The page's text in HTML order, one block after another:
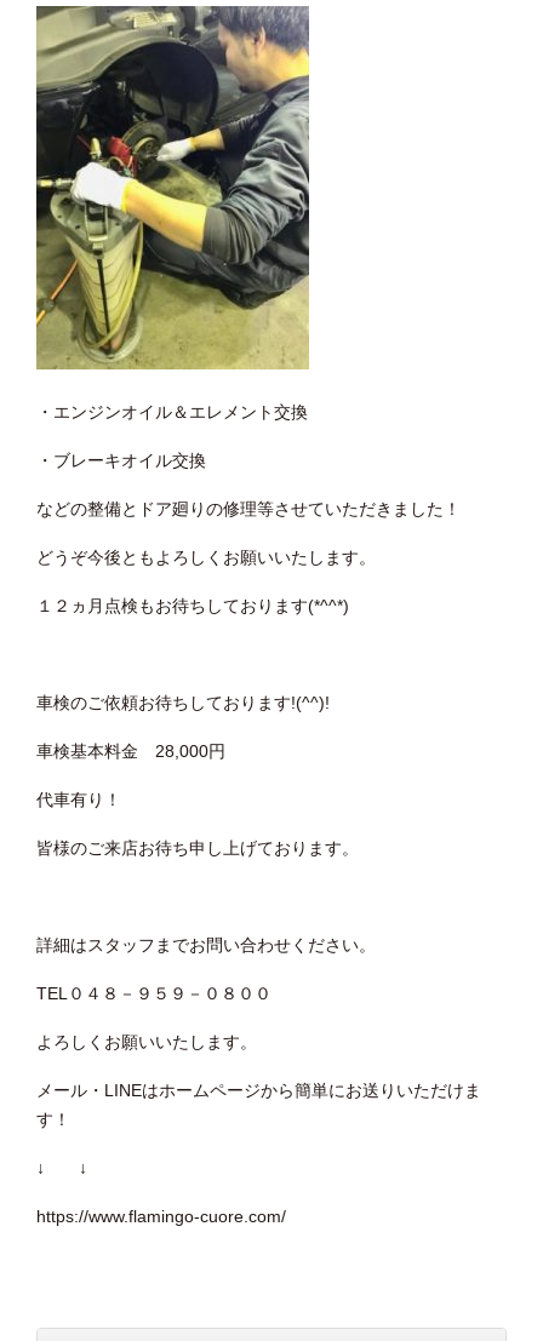
・エンジンオイル＆エレメント交換
・ブレーキオイル交換
などの整備とドア廻りの修理等させていただきました！
どうぞ今後ともよろしくお願いいたします。
１２ヵ月点検もお待ちしております(*^^*)
車検のご依頼お待ちしております!(^^)!
車検基本料金 28,000円
代車有り！
皆様のご来店お待ち申し上げております。
詳細はスタッフまでお問い合わせください。
TEL０４８－９５９－０８００
よろしくお願いいたします。
メール・LINEはホームページから簡単にお送りいただけま
す！
↓ ↓
https://www.flamingo-cuore.com/